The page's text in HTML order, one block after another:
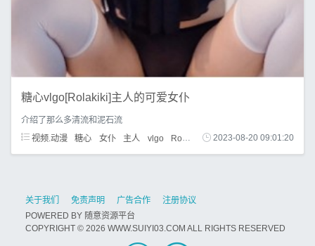
糖心vlgo[Rolakiki]主人的可爱女仆
介绍了那么多清流和泥石流
视频.动漫
糖心 女仆 主人 vlgo Rolakiki 2023-08-20 09:01:20
关于我们 免责声明 广告合作
注册协议
POWERED BY 随意资源平台
COPYRIGHT © 2026 WWW.SUIYI03.COM ALL RIGHTS RESERVED